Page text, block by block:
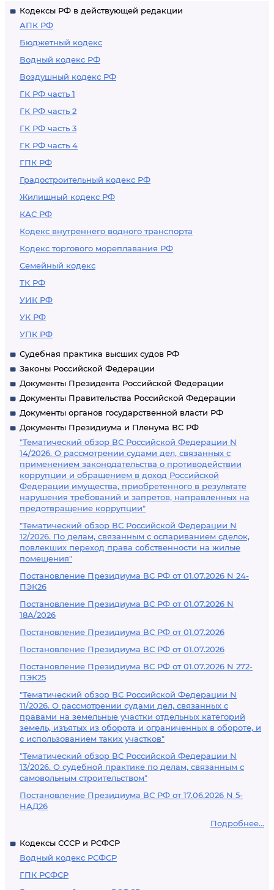
Кодексы РФ в действующей редакции
АПК РФ
Бюджетный кодекс
Водный кодекс РФ
Воздушный кодекс РФ
ГК РФ часть 1
ГК РФ часть 2
ГК РФ часть 3
ГК РФ часть 4
ГПК РФ
Градостроительный кодекс РФ
Жилищный кодекс РФ
КАС РФ
Кодекс внутреннего водного транспорта
Кодекс торгового мореплавания РФ
Семейный кодекс
ТК РФ
УИК РФ
УК РФ
УПК РФ
Судебная практика высших судов РФ
Законы Российской Федерации
Документы Президента Российской Федерации
Документы Правительства Российской Федерации
Документы органов государственной власти РФ
Документы Президиума и Пленума ВС РФ
"Тематический обзор ВС Российской Федерации N
14/2026. О рассмотрении судами дел, связанных с
применением законодательства о противодействии
коррупции и обращением в доход Российской
Федерации имущества, приобретенного в результате
нарушения требований и запретов, направленных на
предотвращение коррупции"
"Тематический обзор ВС Российской Федерации N
12/2026. По делам, связанным с оспариванием сделок,
повлекших переход права собственности на жилые
помещения"
Постановление Президиума ВС РФ от 01.07.2026 N 24-
ПЭК26
Постановление Президиума ВС РФ от 01.07.2026 N
18А/2026
Постановление Президиума ВС РФ от 01.07.2026
Постановление Президиума ВС РФ от 01.07.2026
Постановление Президиума ВС РФ от 01.07.2026 N 272-
ПЭК25
"Тематический обзор ВС Российской Федерации N
11/2026. О рассмотрении судами дел, связанных с
правами на земельные участки отдельных категорий
земель, изъятых из оборота и ограниченных в обороте, и
с использованием таких участков"
"Тематический обзор ВС Российской Федерации N
13/2026. О судебной практике по делам, связанным с
самовольным строительством"
Постановление Президиума ВС РФ от 17.06.2026 N 5-
НАД26
Подробнее...
Кодексы СССР и РСФСР
Водный кодекс РСФСР
ГПК РСФСР